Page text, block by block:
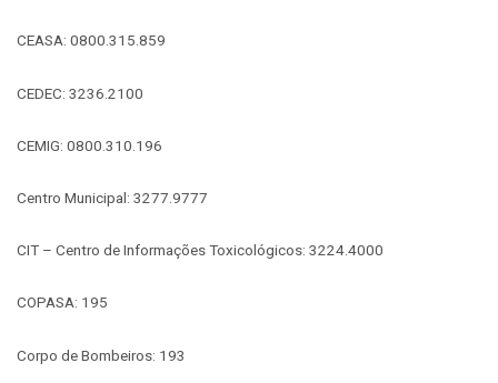
CEASA: 0800.315.859
CEDEC: 3236.2100
CEMIG: 0800.310.196
Centro Municipal: 3277.9777
CIT – Centro de Informações Toxicológicos: 3224.4000
COPASA: 195
Corpo de Bombeiros: 193